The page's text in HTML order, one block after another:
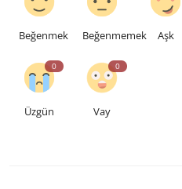
Beğenmek Beğenmemek Aşk
0
Üzgün
0
Vay